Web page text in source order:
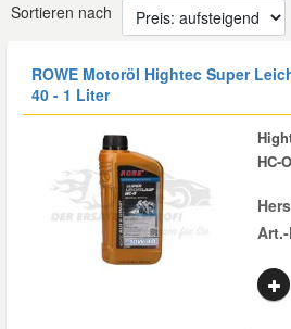
Sortieren nach
ROWE Motoröl Hightec Super
40 - 1 Liter
HC-
Mazda Ersatzteile
Mercedes Ersatzteile
Mini Ersatzteile
Mitsubishi Ersatzteile
Nissan Ersatzteile